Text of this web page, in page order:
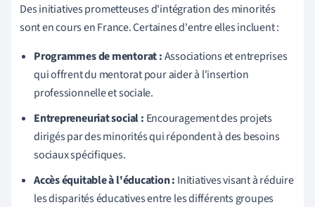
Des initiatives prometteuses d'intégration des minorités
sont en cours en France. Certaines d'entre elles incluent :
Programmes de mentorat :Associations et entreprises
qui offrent du mentorat pour aider à l'insertion
professionnelle et sociale.
Entrepreneuriat social : Encouragement des projets
dirigés par des minorités qui répondent à des besoins
sociaux spécifiques.
Accès équitable à l'éducation : Initiatives visant à réduire
les disparités éducatives entre les différents groupes